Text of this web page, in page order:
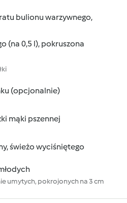
bulionu warzywnego,
(na 0,5 l), pokruszona
(opcjonalnie)
mąki pszennej
świeżo wyciśniętego
umytych, pokrojonych na 3 cm